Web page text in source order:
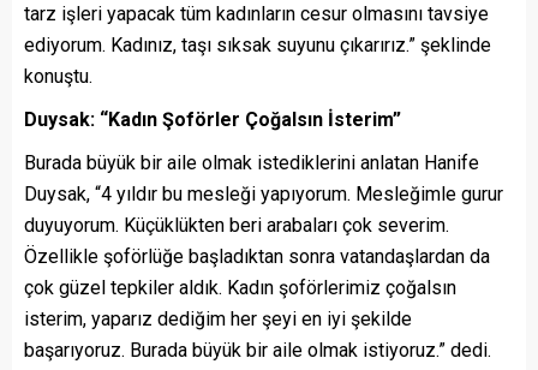
tarz işleri yapacak tüm kadınların cesur olmasını tavsiye
ediyorum. Kadınız, taşı sıksak suyunu çıkarırız.” şeklinde
konuştu.
Duysak: “Kadın Şoförler Çoğalsın İsterim”
Burada büyük bir aile olmak istediklerini anlatan Hanife
Duysak, “4 yıldır bu mesleği yapıyorum. Mesleğimle gurur
duyuyorum. Küçüklükten beri arabaları çok severim.
Özellikle şoförlüğe başladıktan sonra vatandaşlardan da
çok güzel tepkiler aldık. Kadın şoförlerimiz çoğalsın
isterim, yaparız dediğim her şeyi en iyi şekilde
başarıyoruz. Burada büyük bir aile olmak istiyoruz.” dedi.